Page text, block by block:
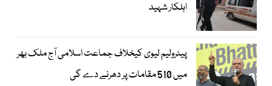
اہلکار شہید
پیٹرولیم لیوی کیخلاف جماعت اسلامی آج ملک بھر
میں 510 مقامات پر دھرنے دے گی